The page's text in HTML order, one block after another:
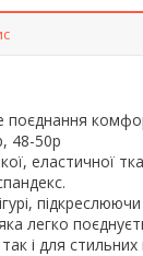
поєднання
48-50р
еластичної
легко
і для стильних